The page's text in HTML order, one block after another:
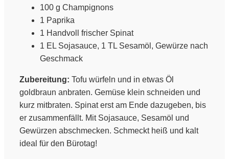
100 g Champignons
1 Paprika
1 Handvoll frischer Spinat
1 EL Sojasauce, 1 TL Sesamöl, Gewürze nach
Geschmack
Zubereitung: Tofu würfeln und in etwas Öl
goldbraun anbraten. Gemüse klein schneiden und
kurz mitbraten. Spinat erst am Ende dazugeben, bis
er zusammenfällt. Mit Sojasauce, Sesamöl und
Gewürzen abschmecken. Schmeckt heiß und kalt
ideal für den Bürotag!